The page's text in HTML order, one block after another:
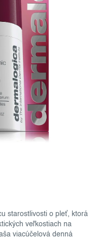
starostlivosti o pleť, ktorá
veľkostiach na
viacúčelová denná